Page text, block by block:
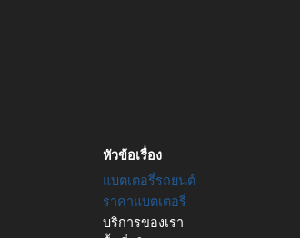
หัวข้อเรื่อง
แบตเตอรี่รถยนต์
ราคาแบตเตอรี่
บริการของเรา